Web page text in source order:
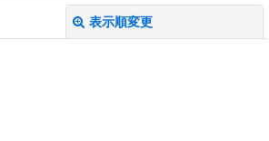
表示順変更